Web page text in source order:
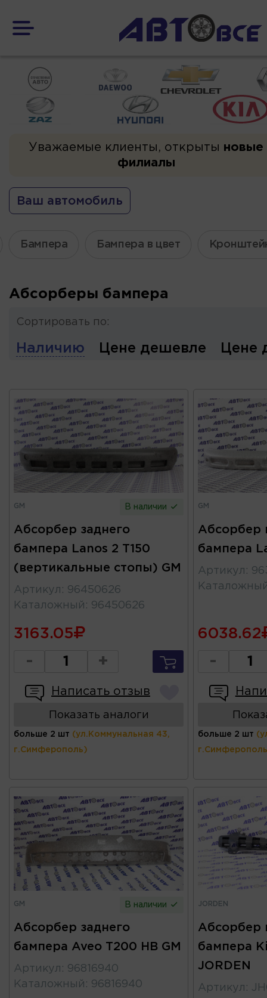
Уважаемые клиенты, открыты новые
филиалы
Ваш автомобиль
Бампера Бампера в цвет
Абсорберы бампера
Сортировать по:
Наличию Цене дешевле Цене
GM В наличии
Абсорбер заднего
бампера Lanos 2 T150
(вертикальные стопы) GM
Артикул : 96450626
Каталожный : 96450626
3163.05
- +
Написать отзыв
Показать аналоги
больше 2 шт (ул.Коммунальная 43,
г.Симферополь)
GM
Абсорбер
бампера
Артикул :
6038.62
-
больше 2 шт
GM В наличии
Абсорбер заднего
бампера Aveo T200 HB GM
Артикул : 96816940
Каталожный : 96816940
JORDEN
Абсорбер
бампера
JORDEN
Артикул :